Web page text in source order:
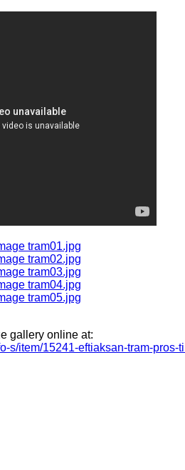
gallery online at:
s/item/15241-eftiaksan-tram-